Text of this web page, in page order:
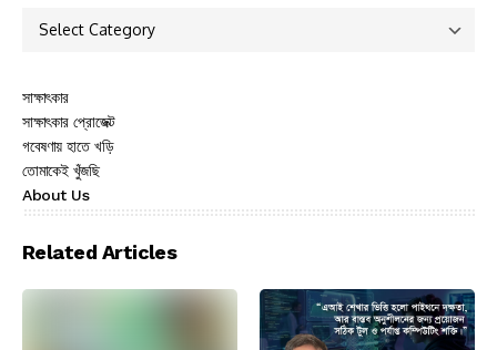
সাক্ষাৎকার
সাক্ষাৎকার প্রোজেক্ট
গবেষণায় হাতে খড়ি
তোমাকেই খুঁজছি
About Us
Related Articles